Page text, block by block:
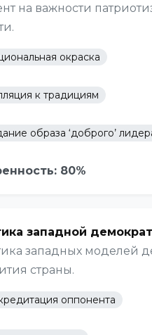
на важности
окраска
к традициям
образа ‘доброго’
80%
западной
западных моделей
страны.
оппонента